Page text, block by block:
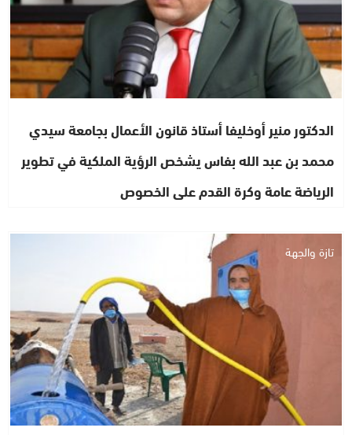
الدكتور منير أوخليفا أستاذ قانون الأعمال بجامعة سيدي
محمد بن عبد الله بفاس يشخص الرؤية الملكية في تطوير
الرياضة عامة وكرة القدم على الخصوص
تازة والجهة